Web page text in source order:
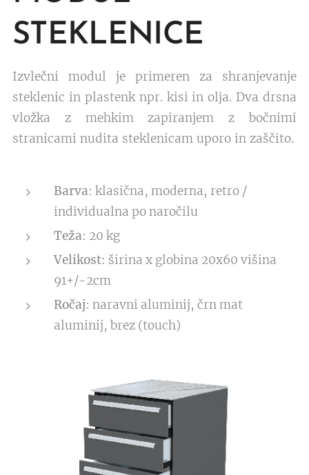
STEKLENICE
Izvlečni modul je primeren za shranjevanje
steklenic in plastenk npr. kisi in olja. Dva drsna
vložka z mehkim zapiranjem z bočnimi
stranicami nudita steklenicam uporo in zaščito.
Barva: klasična, moderna, retro /
individualna po naročilu
Teža: 20 kg
Velikost: širina x globina 20x60 višina
91+/-2cm
Ročaj: naravni aluminij, črn mat
aluminij, brez (touch)